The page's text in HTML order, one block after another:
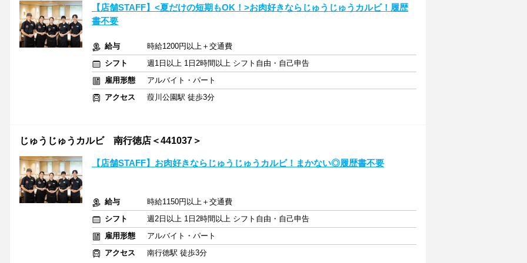
【店舗STAFF】<夏だけの短期もOK！>お肉好きならじゅうじゅうカルビ！履歴
書不要
給与
時給1200円以上＋交通費
シフト
週1日以上 1日2時間以上 シフト自由・自己申告
雇用形態
アルバイト・パート
アクセス
葭川公園駅 徒歩3分
じゅうじゅうカルビ 南行徳店＜441037＞
【店舗STAFF】お肉好きならじゅうじゅうカルビ！まかない◎履歴書不要
給与
時給1150円以上＋交通費
シフト
週2日以上 1日2時間以上 シフト自由・自己申告
雇用形態
アルバイト・パート
アクセス
南行徳駅 徒歩3分